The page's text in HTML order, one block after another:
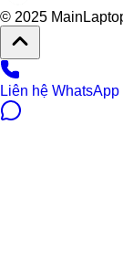
© 2025
Liên hệ WhatsApp